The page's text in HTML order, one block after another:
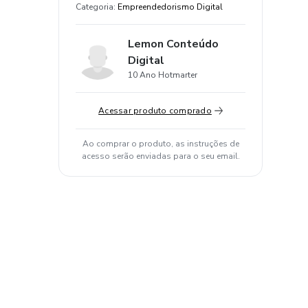
Categoria: Empreendedorismo Digital
Lemon Conteúdo
Digital
10 Ano Hotmarter
Acessar produto comprado
Ao comprar o produto, as instruções de
acesso serão enviadas para o seu email.